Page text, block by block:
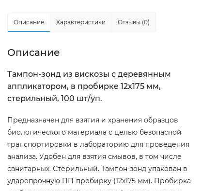
Описание Характеристики Отзывы (0)
Описание
Тампон-зонд из вискозы с деревянным
аппликатором, в пробирке 12х175 мм,
стерильный, 100 шт/уп.
Предназначен для взятия и хранения образцов
биологического материала с целью безопасной
транспортировки в лабораторию для проведения
анализа. Удобен для взятия смывов, в том числе
санитарных. Стерильный. Тампон-зонд упакован в
ударопрочную ПП-пробирку (12х175 мм). Пробирка